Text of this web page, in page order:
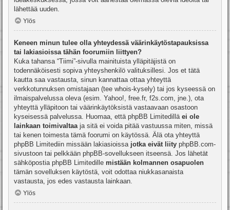
lähettää uuden.
Ylös
Keneen minun tulee olla yhteydessä väärinkäytöstapauksissa
tai lakiasioissa tähän foorumiin liittyen?
Kuka tahansa “Tiimi”-sivulla mainituista ylläpitäjistä on
todennäköisesti sopiva yhteyshenkilö valituksillesi. Jos et tätä
kautta saa vastausta, sinun kannattaa ottaa yhteyttä
verkkotunnuksen omistajaan (tee whois-kysely) tai jos kyseessä on
ilmaispalvelussa oleva (esim. Yahoo!, free.fr, f2s.com, jne.), ota
yhteyttä ylläpitoon tai väärinkäytöksistä vastaavaan osastoon
kyseisessä palvelussa. Huomaa, että phpBB Limitedillä ei ole
lainkaan toimivaltaa ja sitä ei voida pitää vastuussa miten, missä
tai kenen toimesta tämä foorumi on käytössä. Älä ota yhteyttä
phpBB Limitediin missään lakiasioissa jotka eivät liity phpBB.com-
sivustoon tai pelkkään phpBB-sovellukseen itseensä. Jos lähetät
sähköpostia phpBB Limitedille mistään kolmannen osapuolen
tämän sovelluksen käytöstä, voit odottaa niukkasanaista
vastausta, jos edes vastausta lainkaan.
Ylös